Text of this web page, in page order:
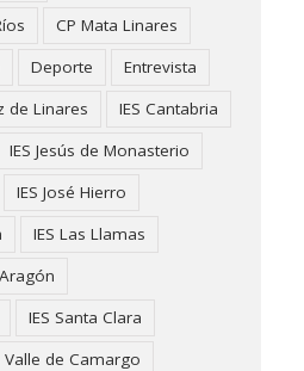
CP Mata Linares
Deporte
Entrevista
de Linares
IES Cantabria
IES Jesús de Monasterio
IES José Hierro
IES Las Llamas
IES Santa Clara
Valle de Camargo